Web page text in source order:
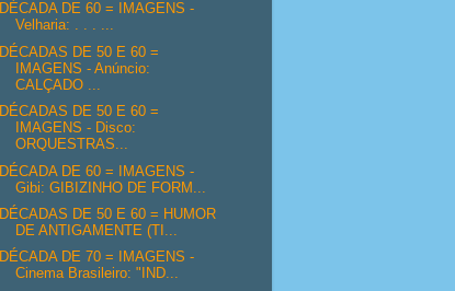
DÉCADA DE 60 = IMAGENS -
Velharia: . . . ...
DÉCADAS DE 50 E 60 =
IMAGENS - Anúncio:
CALÇADO ...
DÉCADAS DE 50 E 60 =
IMAGENS - Disco:
ORQUESTRAS...
DÉCADA DE 60 = IMAGENS -
Gibi: GIBIZINHO DE FORM...
DÉCADAS DE 50 E 60 = HUMOR
DE ANTIGAMENTE (TI...
DÉCADA DE 70 = IMAGENS -
Cinema Brasileiro: "IND...